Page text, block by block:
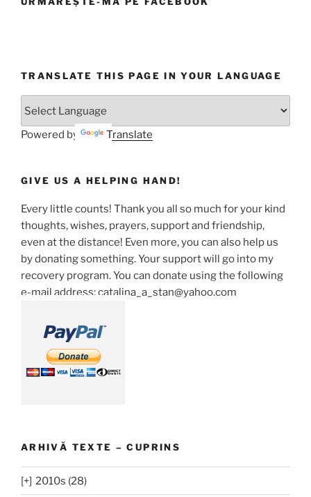
TRANSLATE THIS PAGE IN YOUR LANGUAGE
Powered by Translate
GIVE US A HELPING HAND!
Every little counts! Thank you all so much for your kind
thoughts, wishes, prayers, support and friendship,
even at the distance! Even more, you can also help us
by donating something. Your support will go into my
recovery program. You can donate using the following
e-mail address: catalina_a_stan@yahoo.com
ARHIVĂ TEXTE – CUPRINS
2010s (28)